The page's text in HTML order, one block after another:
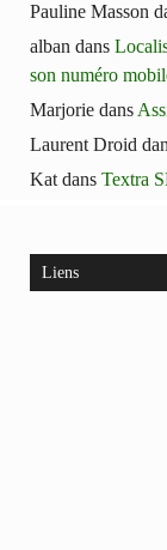
Pauline Masson
alban dans
son numéro
Marjorie dans
Laurent Droid
Kat dans Textra
Liens